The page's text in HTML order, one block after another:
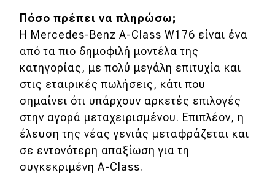
Πόσο πρέπει να πληρώσω;
Η Mercedes-Benz A-Class W176 είναι ένα
από τα πιο δημοφιλή μοντέλα της
κατηγορίας, με πολύ μεγάλη επιτυχία και
στις εταιρικές πωλήσεις, κάτι που
σημαίνει ότι υπάρχουν αρκετές επιλογές
στην αγορά μεταχειρισμένου. Επιπλέον, η
έλευση της νέας γενιάς μεταφράζεται και
σε εντονότερη απαξίωση για τη
συγκεκριμένη A-Class.